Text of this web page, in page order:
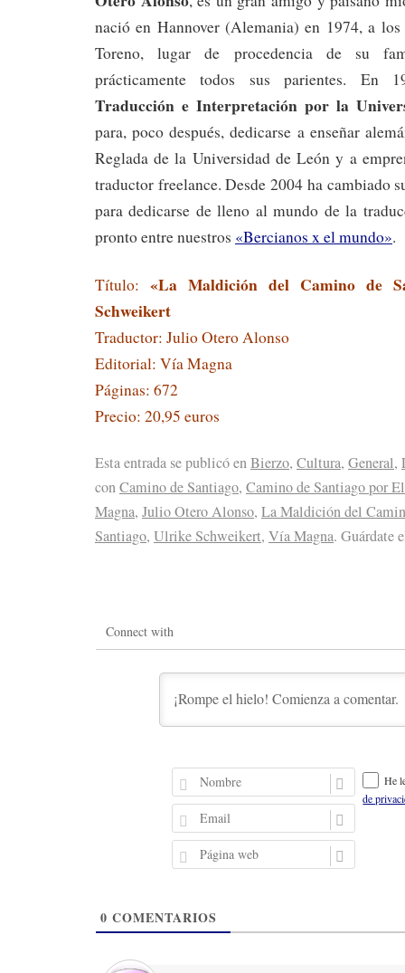
nació en Hannover (Alemania) en 1974, a
Toreno, lugar de procedencia de su
prácticamente todos sus parientes. En
Traducción e Interpretación por la
para, poco después, dedicarse a enseñar
Reglada de la Universidad de León y a
traductor freelance. Desde 2004 ha cambiado
para dedicarse de lleno al mundo de la
pronto entre nuestros «Bercianos x el mundo».
Título:«La Maldición del Camino de
Schweikert
Traductor: Julio Otero Alonso
Editorial: Vía Magna
Páginas: 672
Precio: 20,95 euros
Esta entrada se publicó enBierzo, Cultura, General,
conCamino de Santiago, Camino de Santiago por
Magna, Julio Otero Alonso, La Maldición del
Santiago, Ulrike Schweikert, Vía Magna. Guárdate
Connect with
N
o
m
r
m
a
á
a
He
de
0 COMENTARIOS